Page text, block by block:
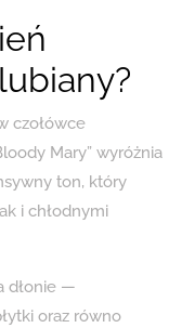
czołówce
Mary” wyróżnia
ton, który
i chłodnymi
dłonie —
oraz równo